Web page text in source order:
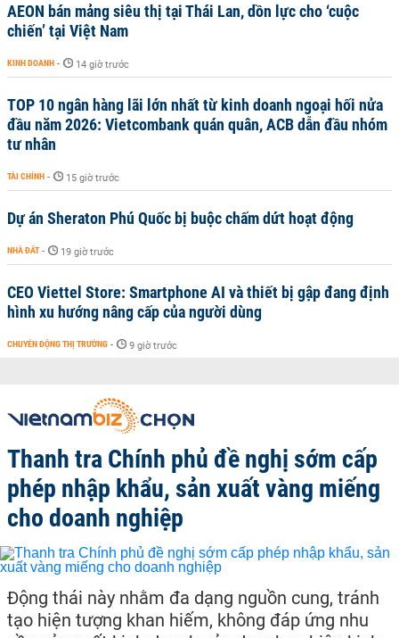
AEON bán mảng siêu thị tại Thái Lan, dồn lực cho ‘cuộc
chiến’ tại Việt Nam
KINH DOANH - 14 giờ trước
TOP 10 ngân hàng lãi lớn nhất từ kinh doanh ngoại hối nửa
đầu năm 2026: Vietcombank quán quân, ACB dẫn đầu nhóm
tư nhân
TÀI CHÍNH - 15 giờ trước
Dự án Sheraton Phú Quốc bị buộc chấm dứt hoạt động
NHÀ ĐẤT - 19 giờ trước
CEO Viettel Store: Smartphone AI và thiết bị gập đang định
hình xu hướng nâng cấp của người dùng
CHUYỂN ĐỘNG THỊ TRƯỜNG - 9 giờ trước
Thanh tra Chính phủ đề nghị sớm cấp
phép nhập khẩu, sản xuất vàng miếng
cho doanh nghiệp
Động thái này nhằm đa dạng nguồn cung, tránh
tạo hiện tượng khan hiếm, không đáp ứng nhu